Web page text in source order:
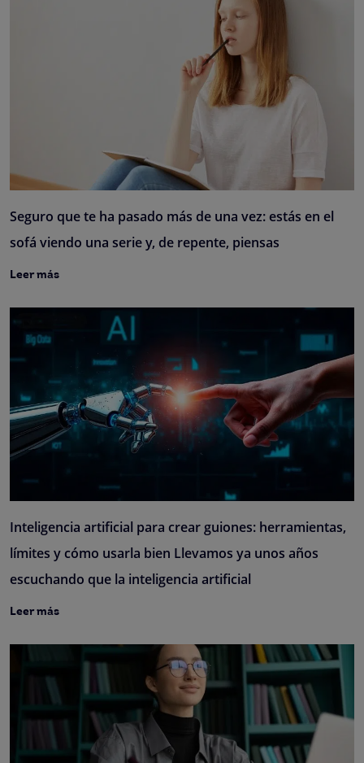
Seguro que te ha pasado más de una vez: estás en el
sofá viendo una serie y, de repente, piensas
Leer más
Inteligencia artificial para crear guiones: herramientas,
límites y cómo usarla bien Llevamos ya unos años
escuchando que la inteligencia artificial
Leer más